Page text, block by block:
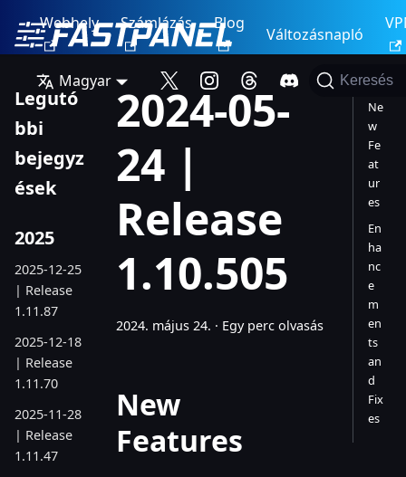
Webhely Számlázás Blog
Változásnapló
Magyar Keresés
Legutó
bbi
bejegyz
ések
2025
2025-12-25
| Release
1.11.87
2025-12-18
| Release
1.11.70
2025-11-28
| Release
1.11.47
2024-05-
24 |
Release
1.10.505
2024. május 24. · Egy perc olvasás
New
Features
Ne
w
Fe
at
ur
es
En
ha
nc
e
m
en
ts
an
d
Fix
es